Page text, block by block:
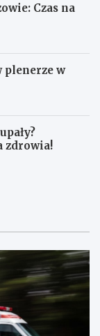
Czas na
w
zdrowia!